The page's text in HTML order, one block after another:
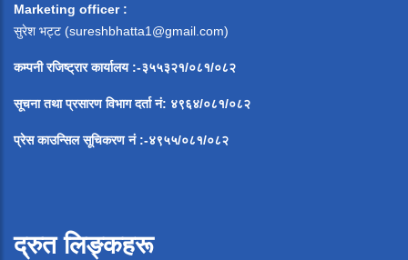
Marketing officer :
सुरेश भट्ट (sureshbhatta1@gmail.com)
कम्पनी रजिष्ट्रार कार्यालय :-३५५३२१/०८१/०८२
सूचना तथा प्रसारण विभाग दर्ता नं: ४९६४/०८१/०८२
प्रेस काउन्सिल सूचिकरण नं:-४९५५/०८१/०८२
द्रुत लिङ्कहरू